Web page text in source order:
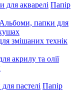
для акварелі Папір
Альбоми, папки для
змішаних технік
акрилу та олії
пастелі Папір